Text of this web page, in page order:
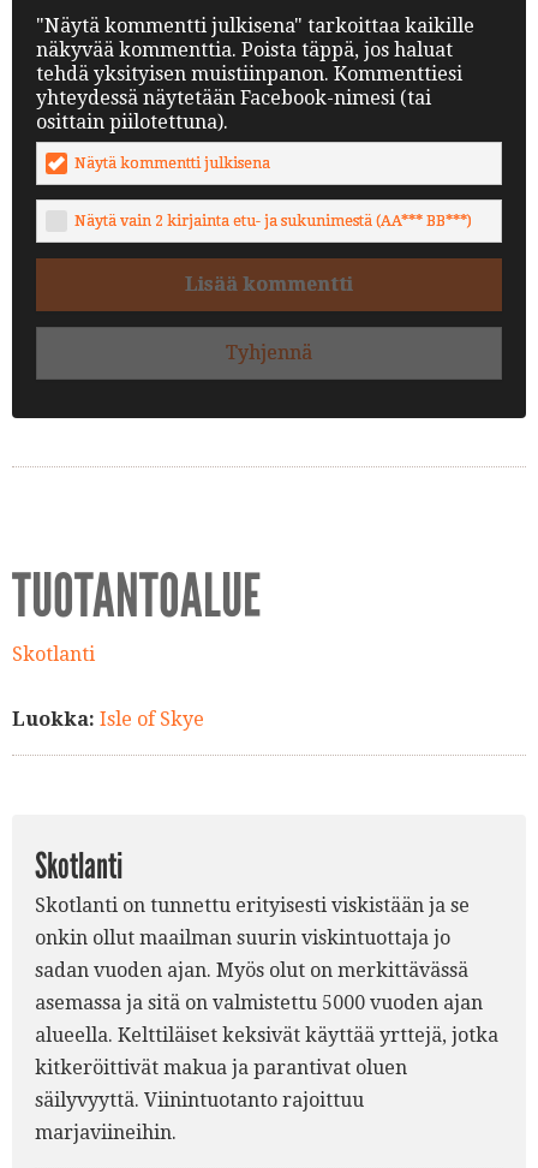
"Näytä kommentti julkisena" tarkoittaa kaikille
näkyvää kommenttia. Poista täppä, jos haluat
tehdä yksityisen muistiinpanon. Kommenttiesi
yhteydessä näytetään Facebook-nimesi (tai
osittain piilotettuna).
Näytä kommentti julkisena
Näytä vain 2 kirjainta etu- ja sukunimestä (AA*** BB***)
Lisää kommentti
Tyhjennä
TUOTANTOALUE
Skotlanti
Luokka: Isle of Skye
Skotlanti
Skotlanti on tunnettu erityisesti viskistään ja se
onkin ollut maailman suurin viskintuottaja jo
sadan vuoden ajan. Myös olut on merkittävässä
asemassa ja sitä on valmistettu 5000 vuoden ajan
alueella. Kelttiläiset keksivät käyttää yrttejä, jotka
kitkeröittivät makua ja parantivat oluen
säilyvyyttä. Viinintuotanto rajoittuu
marjaviineihin.